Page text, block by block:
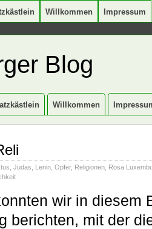
Willkommen Impressum
Blog
Willkommen
Judas Lenin Opfer, Religionen Rosa
wir in diesem
berichten, mit der